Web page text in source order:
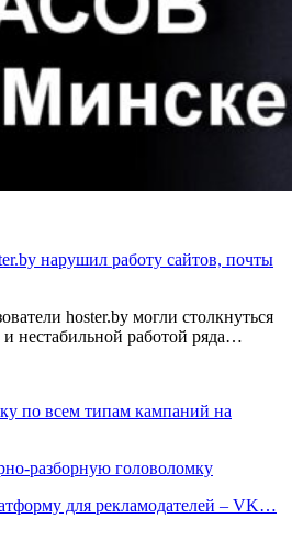
нарушил работу сайтов, почты
hoster.by могли столкнуться
нестабильной работой ряда…
по всем типам кампаний на
разборную головоломку
для рекламодателей – VK…